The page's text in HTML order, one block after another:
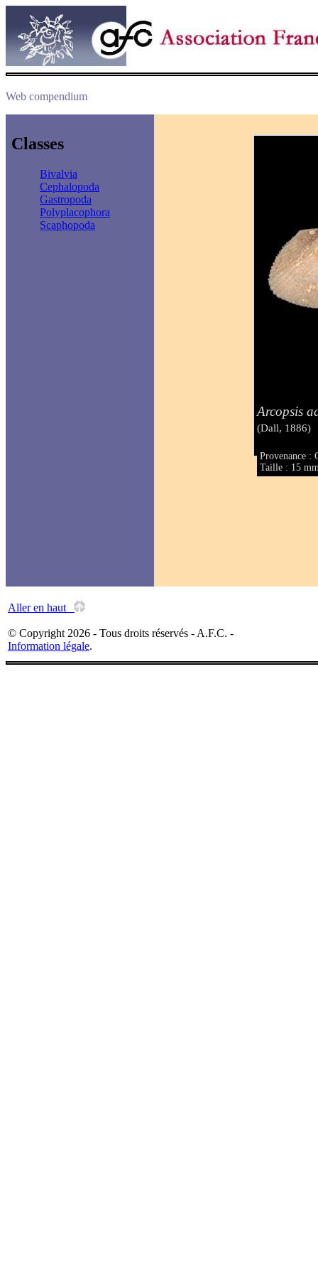
Web compendium
Classes
Bivalvia
Cephalopoda
Gastropoda
Polyplacophora
Scaphopoda
Arcopsis
(Dall, 1886)
Provenance :
Taille : 15
Aller en haut
© Copyright 2026 - Tous droits réservés - A.F.C. -
Information légale.